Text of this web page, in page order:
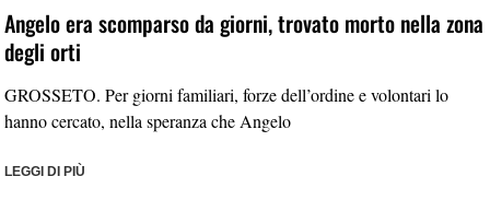
Angelo era scomparso da giorni, trovato morto nella zona
degli orti
GROSSETO. Per giorni familiari, forze dell’ordine e volontari lo
hanno cercato, nella speranza che Angelo
LEGGI DI PIÙ